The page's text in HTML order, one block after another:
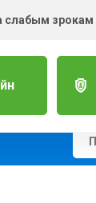
слабым зрокам